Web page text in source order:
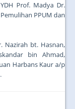
Prof. Madya Dr.
PPUM dan
Nazirah bt. Hasnan,
bin Ahmad,
Harbans Kaur a/p